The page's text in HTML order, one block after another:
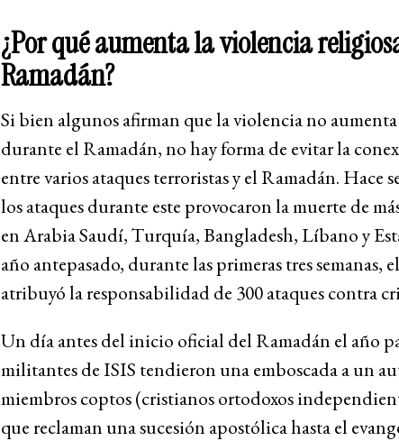
¿Por qué aumenta la violencia
Ramadán?
Si bien algunos afirman que la violencia no
durante el Ramadán, no hay forma de evitar la
entre varios ataques terroristas y el Ramadán. Hace
los ataques durante este provocaron la muerte de
en Arabia Saudí, Turquía, Bangladesh, Líbano y
año antepasado, durante las primeras tres semanas,
atribuyó la responsabilidad de 300 ataques contra
Un día antes del inicio oficial del Ramadán el año
militantes de ISIS tendieron una emboscada a un
miembros coptos (cristianos ortodoxos
que reclaman una sucesión apostólica hasta el